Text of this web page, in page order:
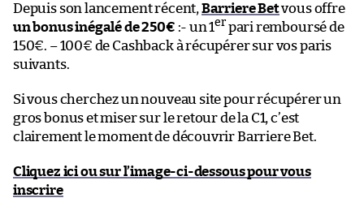
Depuis son lancement récent, Barriere Betvous offre
un bonus inégalé de 250€ :- un 1er pari remboursé de
150€. – 100€ de Cashback à récupérer sur vos paris
suivants.
Si vous cherchez un nouveau site pour récupérer un
gros bonus et miser sur le retour de la C1, c’est
clairement le moment de découvrir Barriere Bet.
Cliquez ici ou sur l’image-ci-dessous pour vous
inscrire